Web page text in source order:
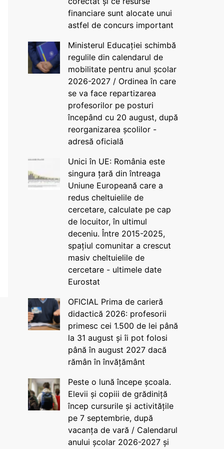
financiare sunt alocate unui
astfel de concurs important
Ministerul Educației schimbă
regulile din calendarul de
mobilitate pentru anul școlar
2026-2027 / Ordinea în care
se va face repartizarea
profesorilor pe posturi
începând cu 20 august, după
reorganizarea școlilor -
adresă oficială
Unici în UE: România este
singura țară din întreaga
Uniune Europeană care a
redus cheltuielile de
cercetare, calculate pe cap
de locuitor, în ultimul
deceniu. Între 2015-2025,
spațiul comunitar a crescut
masiv cheltuielile de
cercetare - ultimele date
Eurostat
OFICIAL Prima de carieră
didactică 2026: profesorii
primesc cei 1.500 de lei până
la 31 august și îi pot folosi
până în august 2027 dacă
rămân în învățământ
Peste o lună începe școala.
Elevii și copiii de grădiniță
încep cursurile și activitățile
pe 7 septembrie, după
vacanța de vară / Calendarul
anului școlar 2026-2027 și